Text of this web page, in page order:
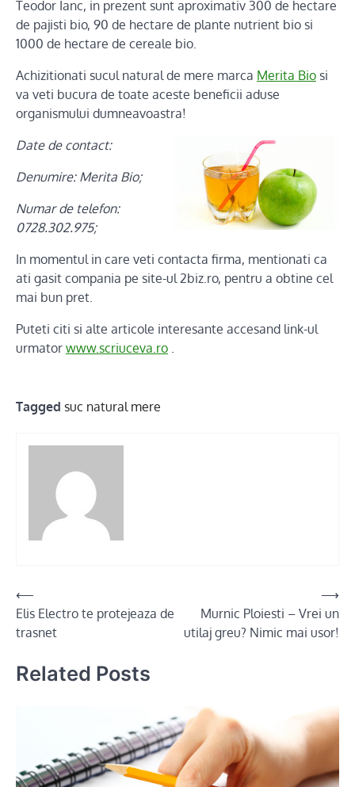
Teodor Ianc, in prezent sunt aproximativ 300 de hectare
de pajisti bio, 90 de hectare de plante nutrient bio si
1000 de hectare de cereale bio.
Achizitionati sucul natural de mere marca Merita Bio si
va veti bucura de toate aceste beneficii aduse
organismului dumneavoastra!
Date de contact:
Denumire: Merita Bio;
Numar de telefon:
0728.302.975;
In momentul in care veti contacta firma, mentionati ca
ati gasit compania pe site-ul 2biz.ro, pentru a obtine cel
mai bun pret.
Puteti citi si alte articole interesante accesand link-ul
urmator www.scriuceva.ro
Tagged suc natural mere
Post
navigation
⟵
Elis Electro te protejeaza de
trasnet
Murnic Ploiesti – Vrei un
utilaj greu? Nimic mai usor!
⟶
Related Posts